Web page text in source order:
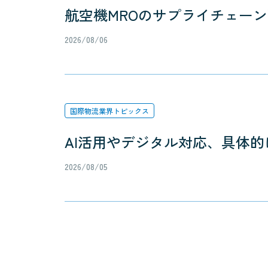
航空機MROのサプライチェー
2026/08/06
国際物流業界トピックス
AI活用やデジタル対応、具体
2026/08/05